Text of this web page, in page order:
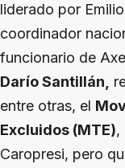
liderado por
coordinador
funcionario de
Darío Santillán,
entre otras, el
Excluidos (MTE),
Caropresi, pero